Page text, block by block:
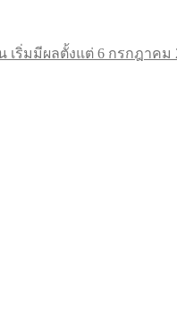
มมีผลตั้งแต่ 6 กรกฎาคม